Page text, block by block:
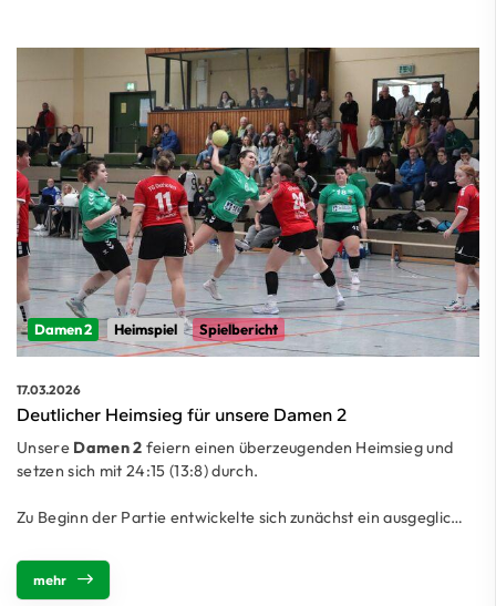
Damen 2 Heimspiel Spielbericht
17.03.2026
Deutlicher Heimsieg für unsere Damen 2
Unsere Damen 2 feiern einen überzeugenden Heimsieg und
setzen sich mit 24:15 (13:8) durch.
Zu Beginn der Partie entwickelte sich zunächst ein ausgeglic…
mehr